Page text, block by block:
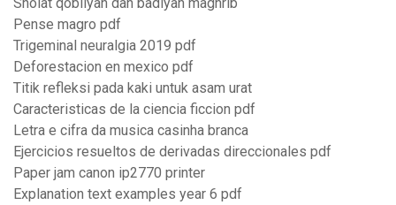
Sholat qobliyah dan badiyah maghrib
Pense magro pdf
Trigeminal neuralgia 2019 pdf
Deforestacion en mexico pdf
Titik refleksi pada kaki untuk asam urat
Caracteristicas de la ciencia ficcion pdf
Letra e cifra da musica casinha branca
Ejercicios resueltos de derivadas direccionales pdf
Paper jam canon ip2770 printer
Explanation text examples year 6 pdf